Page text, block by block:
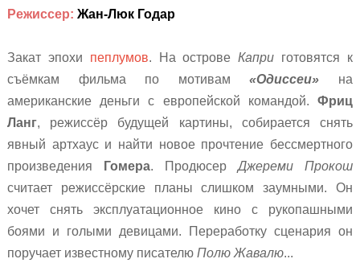
Режиссер: Жан-Люк Годар
Закат эпохи пеплумов. На островеКапри готовятся к
съёмкам фильма по мотивам«Одиссеи» на
американские деньги с европейской командой.Фриц
Ланг, режиссёр будущей картины, собирается снять
явный артхаус и найти новое прочтение бессмертного
произведения
Гомера. ПродюсерДжереми Прокош
считает режиссёрские планы слишком заумными. Он
хочет снять эксплуатационное кино с рукопашными
боями и голыми девицами. Переработку сценария он
поручает известному писателю Полю Жавалю...